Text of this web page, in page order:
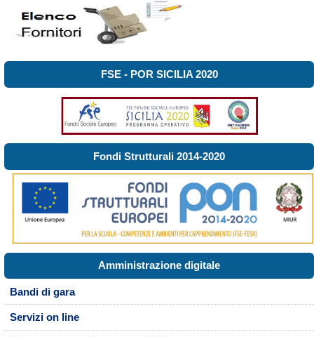
FSE - POR SICILIA 2020
Fondi Strutturali 2014-2020
Amministrazione digitale
Bandi di gara
Servizi on line